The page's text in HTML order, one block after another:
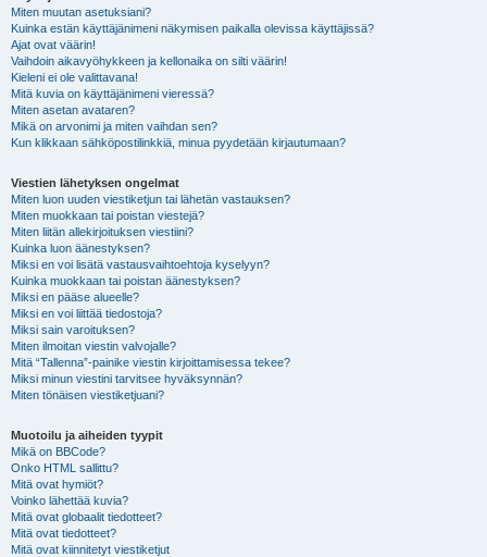
Miten muutan asetuksiani?
Kuinka estän käyttäjänimeni näkymisen paikalla olevissa käyttäjissä?
Ajat ovat väärin!
Vaihdoin aikavyöhykkeen ja kellonaika on silti väärin!
Kieleni ei ole valittavana!
Mitä kuvia on käyttäjänimeni vieressä?
Miten asetan avataren?
Mikä on arvonimi ja miten vaihdan sen?
Kun klikkaan sähköpostilinkkiä, minua pyydetään kirjautumaan?
Viestien lähetyksen ongelmat
Miten luon uuden viestiketjun tai lähetän vastauksen?
Miten muokkaan tai poistan viestejä?
Miten liitän allekirjoituksen viestiini?
Kuinka luon äänestyksen?
Miksi en voi lisätä vastausvaihtoehtoja kyselyyn?
Kuinka muokkaan tai poistan äänestyksen?
Miksi en pääse alueelle?
Miksi en voi liittää tiedostoja?
Miksi sain varoituksen?
Miten ilmoitan viestin valvojalle?
Mitä “Tallenna”-painike viestin kirjoittamisessa tekee?
Miksi minun viestini tarvitsee hyväksynnän?
Miten tönäisen viestiketjuani?
Muotoilu ja aiheiden tyypit
Mikä on BBCode?
Onko HTML sallittu?
Mitä ovat hymiöt?
Voinko lähettää kuvia?
Mitä ovat globaalit tiedotteet?
Mitä ovat tiedotteet?
Mitä ovat kiinnitetyt viestiketjut